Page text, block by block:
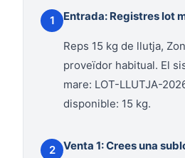
1 Entrada: Registres lot
Reps 15 kg de llutja,
proveïdor habitual. El
mare: LOT-LLUTJA-
disponible: 15 kg.
2 Venta 1: Crees una